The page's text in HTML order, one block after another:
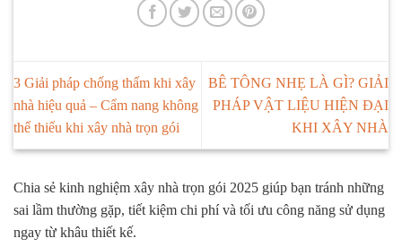
3 Giải pháp chống thấm khi xây
nhà hiệu quả – Cẩm nang không
thể thiếu khi xây nhà trọn gói
BÊ TÔNG NHẸ LÀ GÌ? GIẢI
PHÁP VẬT LIỆU HIỆN ĐẠI
KHI XÂY NHÀ
Chia sẻ kinh nghiệm xây nhà trọn gói 2025 giúp bạn tránh những
sai lầm thường gặp, tiết kiệm chi phí và tối ưu công năng sử dụng
ngay từ khâu thiết kế.